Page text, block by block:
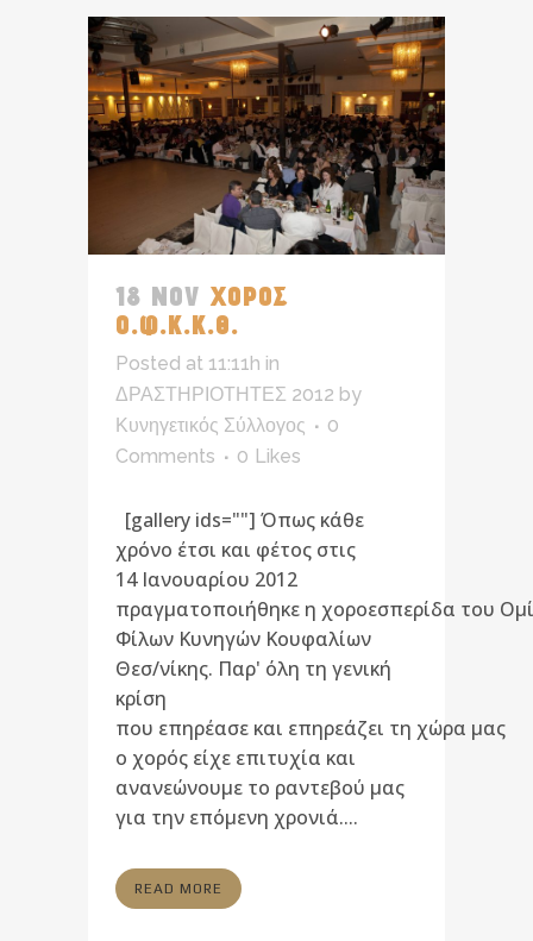
18 NOV ΧΟΡΟΣ
Ο.Φ.Κ.Κ.Θ.
Posted at 11:11h in
ΔΡΑΣΤΗΡΙΟΤΗΤΕΣ 2012 by
Κυνηγετικός Σύλλογος
0
Comments
0 Likes
[gallery ids=""] Όπως κάθε
χρόνο έτσι και φέτος στις
14 Ιανουαρίου 2012
πραγματοποιήθηκε η χοροεσπερίδα του
Φίλων Κυνηγών Κουφαλίων
Θεσ/νίκης. Παρ' όλη τη γενική
κρίση
που επηρέασε και επηρεάζει τη χώρα μας
ο χορός είχε επιτυχία και
ανανεώνουμε το ραντεβού μας
για την επόμενη χρονιά....
READ MORE